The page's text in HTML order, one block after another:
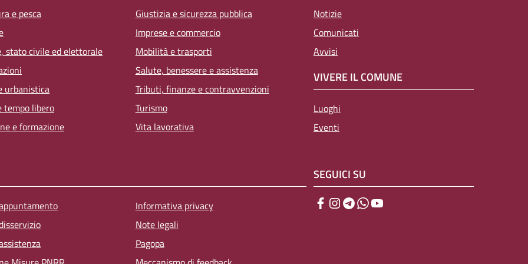
e pesca
stato civile ed elettorale
urbanistica
tempo libero
e formazione
Giustizia e sicurezza pubblica
Imprese e commercio
Mobilità e trasporti
Salute, benessere e assistenza
Tributi, finanze e contravvenzioni
Turismo
Vita lavorativa
Notizie
Comunicati
Avvisi
VIVERE IL COMUNE
Luoghi
Eventi
piè di paginaInformativa privacy
Note legali
Pagopa
SEGUICI SU
Facebook
Instagram
TelegramWhatsApp